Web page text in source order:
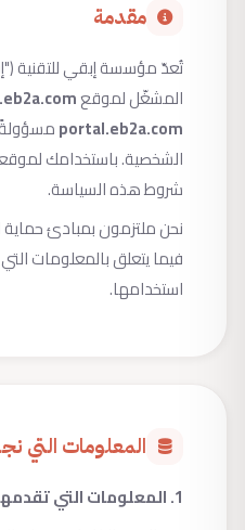
مقدمة
تُعدّ مؤسسة إبقي للتقنية
المشغّل لموقع
portal.eb2a.comمسؤولةً
الشخصية. باستخدامك
شروط هذه السياسة.
نحن ملتزمون بمبادئ حماية
فيما يتعلق بالمعلومات
استخدامها.
المعلومات التي
1. المعلومات التي تقدمها مباشرةً: